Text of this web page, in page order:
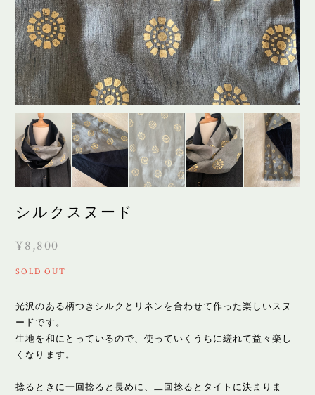
シルクスヌード
¥8,800
SOLD OUT
光沢のある柄つきシルクとリネンを合わせて作った楽しいスヌ
ードです。
生地を和にとっているので、使っていくうちに縒れて益々楽し
くなります。
捻るときに一回捻ると長めに、二回捻るとタイトに決まりま